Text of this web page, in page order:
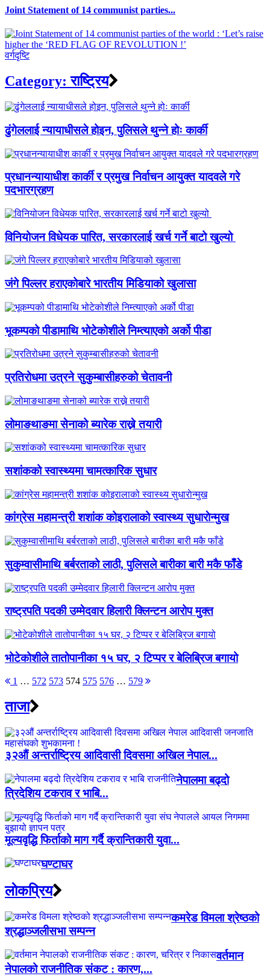
Joint Statement of 14 communist parties...
वर्गदृष्टि
Category:राष्ट्रिय
ढुंगेललाई न्यायाधीसले होइन, पुलिसले थुन्ने होः कार्की
प्रधानन्यायाधीश कार्की र प्रमुख निर्वाचन आयुक्त यादवले गरे
पदभारग्रहण
विनियोजन विधेयक पारित, सरकारलाई खर्च गर्ने बाटो खुल्यो
जंगे पिल्लर हराएकोबारे भारतीय मिडियाको खुलासा
भूकम्पको पीडामाथि भोटेकोशीले निम्त्याएको अर्को पीडा
प्रतिरोधमा उत्रने सुकुम्बासीहरुको चेतावनी
लोमाङथाङमा सेनाको ब्यारेक राख्ने तयारी
सशांकको स्वास्थ्यमा चामत्कारिक सुधार
कांग्रेस महामन्त्री शशांक कोइरालाको स्वास्थ्य सुधाराेन्मुख
सुकुम्वासीमाथि बर्बरताको लाठी, पुलिसले बारीका बारी मकै फाँडे
राष्ट्रपति पदकी उम्मेदवार हिलारी क्लिन्टन आरोप मुक्त
भोटेकोशीले तातोपानीका १५ घर, २ टिप्पर र बेलिब्रिज बगायो
Posts
pagination
1 … 572 573 574 575 576 … 579
ताजा
३२औं अन्तर्राष्ट्रिय आदिवासी दिवसमा अखिल नेपाल...
नेपालमा बढ्दो
त्रिदेशिय टकराव र भाबि...
मूल्यवृद्धि फिर्ताको माग गर्दै क्रान्तिकारी युवा...
घण्टाघर
लाेकप्रिय
कमरेड विमला श्रेष्ठको
श्रद्धाञ्जलीसभा सम्पन्न
वर्तमान
नेपालको राजनीतिक संकट : कारण,...